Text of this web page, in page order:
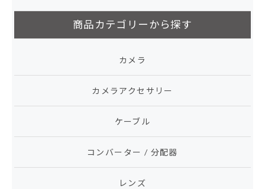
商品カテゴリーから探す
カメラ
カメラアクセサリー
ケーブル
コンバーター / 分配器
レンズ